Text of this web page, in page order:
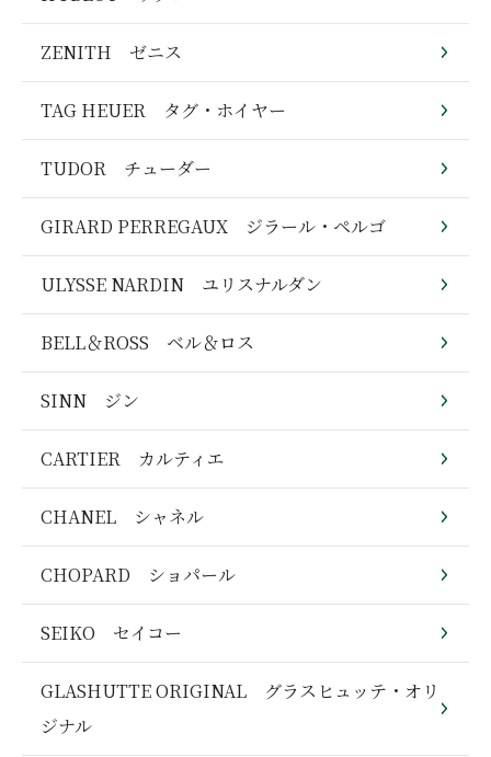
ZENITH ゼニス
TAG HEUER タグ・ホイヤー
TUDOR チューダー
GIRARD PERREGAUX ジラール・ペルゴ
ULYSSE NARDIN ユリスナルダン
BELL＆ROSS ベル＆ロス
SINN ジン
CARTIER カルティエ
CHANEL シャネル
CHOPARD ショパール
SEIKO セイコー
GLASHUTTE ORIGINAL グラスヒュッテ・オリ
ジナル